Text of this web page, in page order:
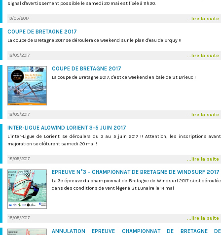
signal d'avertissement possible le samedi 20 mai est fixée à 11h30.
19/05/2017 ...lire la suite
COUPE DE BRETAGNE 2017
La coupe de Bretagne 2017 se déroulera ce weekend sur le plan d'eau de Erquy !!
18/05/2017 ...lire la suite
COUPE DE BRETAGNE 2017
La coupe de Bretagne 2017, c'est ce weekend en baie de St Brieuc !
18/05/2017 ...lire la suite
INTER-LIGUE ALOWIND LORIENT 3-5 JUIN 2017
L'inter-Ligue de Lorient se déroulera du 3 au 5 juin 2017 !! Attention, les inscriptions avant
majoration se clôturent samedi 20 mai !
18/05/2017 ...lire la suite
EPREUVE N°3 - CHAMPIONNAT DE BRETAGNE DE WINDSURF 2017
La 3e épreuve du championnat de Bretagne de Windsurf 2017 s'est déroulée
dans des conditions de vent léger à St Lunaire le 14 mai
15/05/2017 ...lire la suite
ANNULATION EPREUVE CHAMPIONNAT DE BRETAGNE DE